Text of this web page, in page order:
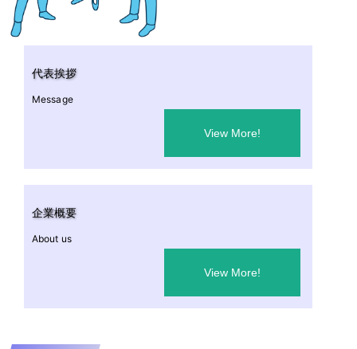
代表挨拶
Message
View More!
企業概要
About us
View More!